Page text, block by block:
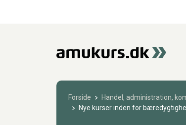
Forside Handel, administration,
Nye kurser inden for